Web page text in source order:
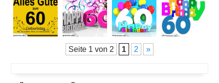
Seite 1 von 2 1 2 »